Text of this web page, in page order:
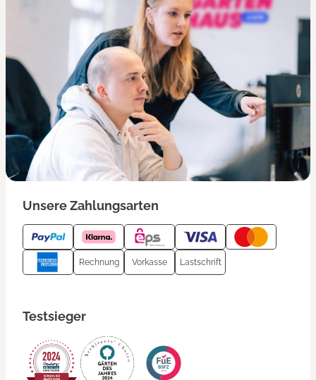
Unsere Zahlungsarten
Rechnung Vorkasse Lastschrift
Testsieger